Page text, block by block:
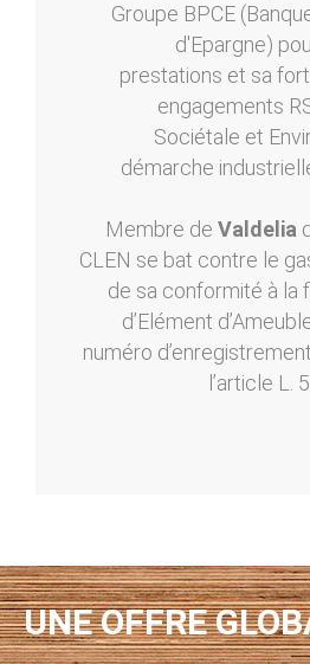
Groupe BPCE
d'Epargne)
prestations et sa
engagements
Sociétale et
démarche
Membre de Valdelia
CLEN se bat contre le
de sa conformité à la
d’Elément
numéro
l’article L.
UNE OFFRE